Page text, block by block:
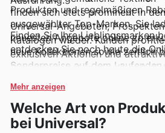
finden sich stets prominent in
Universal-Angeboten,
Katalogen wieder. Kunden
exklusiven Aktionen und
Sonderangeboten, die diese
erschwinglicheren Preisen
Produkten und regelmäßigen
ausgewählter Top-Marken. Sie
neuesten Angebote online zu
neue Kollektionen sowie zeitlich
Sonderpreise auf dem Laufenden
Finden Sie Ihre Lieblingsmarken
entdecken Sie noch heute die
Mehr anzeigen
Welche Art von
bei Universal?